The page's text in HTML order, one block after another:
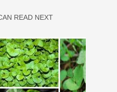
READ NEXT